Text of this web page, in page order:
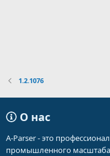
1.2.1076
О нас
A-Parser - это
промышленного масштаба: